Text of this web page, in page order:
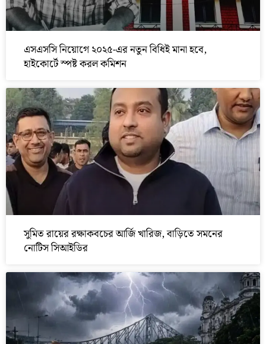
এসএসসি নিয়োগে ২০২৫-এর নতুন বিধিই মানা হবে,
হাইকোর্টে স্পষ্ট করল কমিশন
সুমিত রায়ের রক্ষাকবচের আর্জি খারিজ, বাড়িতে সমনের
নোটিস সিআইডির